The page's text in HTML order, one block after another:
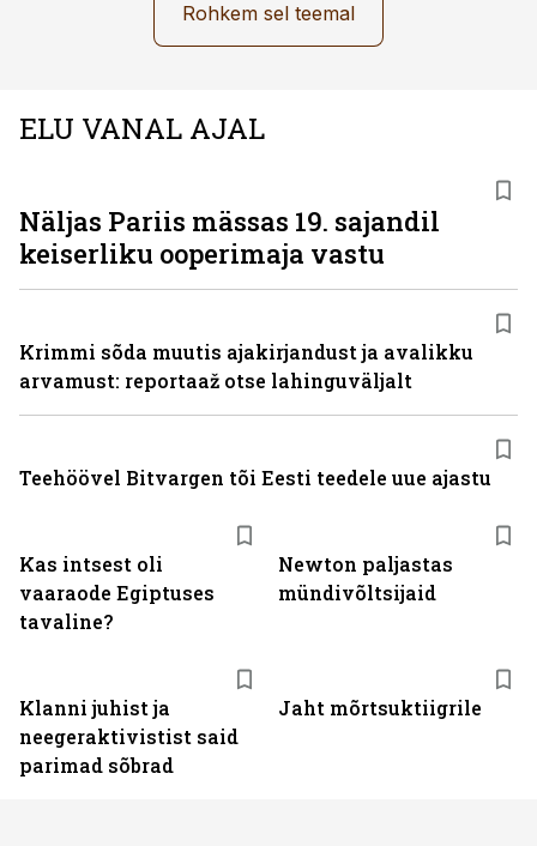
Rohkem sel teemal
ELU VANAL AJAL
Kas intsest oli
vaaraode Egiptuses
tavaline?
Newton paljastas
mündivõltsijaid
Klanni juhist ja
neegeraktivistist said
parimad sõbrad
Jaht mõrtsuktiigrile
Näljas Pariis mässas 19. sajandil
keiserliku ooperimaja vastu
Krimmi sõda muutis ajakirjandust ja avalikku
arvamust: reportaaž otse lahinguväljalt
Teehöövel Bitvargen tõi Eesti teedele uue ajastu